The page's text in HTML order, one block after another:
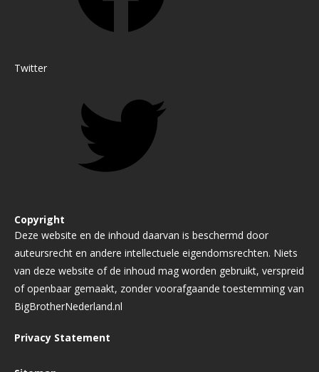
Twitter
Copyright
Deze website en de inhoud daarvan is beschermd door
auteursrecht en andere intellectuele eigendomsrechten. Niets
van deze website of de inhoud mag worden gebruikt, verspreid
of openbaar gemaakt, zonder voorafgaande toestemming van
BigBrotherNederland.nl
Privacy Statement